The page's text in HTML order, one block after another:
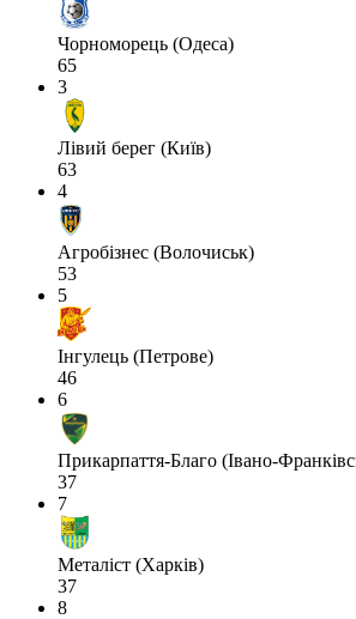
Чорноморець (Одеса)
65
3
Лівий берег (Київ)
63
4
Агробізнес (Волочиськ)
53
5
Інгулець (Петрове)
46
6
Прикарпаття-Благо (Івано-
37
7
Металіст (Харків)
37
8